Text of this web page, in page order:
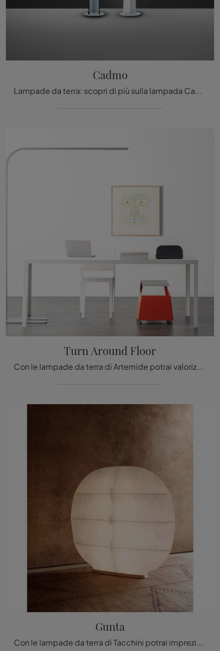
Cadmo
Lampade da terra: scopri di più sulla lampada Cadmo in metallo che ti consigliamo.
Turn Around Floor
Con le lampade da terra di Artemide potrai valorizzare i tuoi spazi: clicca e scopri Turn Around Floor!
Gunta
Con le lampade da terra di Tacchini potrai impreziosire i tuoi spazi: clicca e scopri Gunta!